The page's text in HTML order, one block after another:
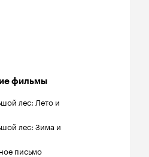
фильмы
лес: Лето и
лес: Зима и
письмо